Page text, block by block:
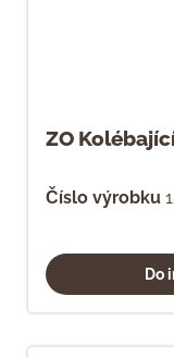
ZO
Číslo výrobku
Do